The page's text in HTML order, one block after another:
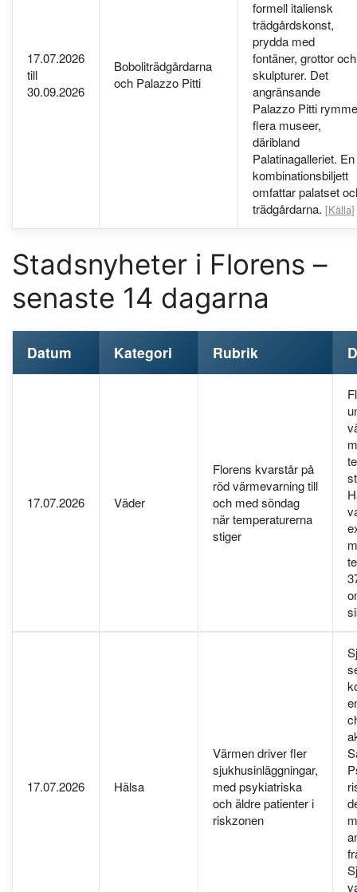
17.07.2026
till
30.09.2026
Boboliträdgårdarna
och Palazzo Pitti
formell italiensk
trädgårdskonst,
prydda med
fontäner, grottor och
skulpturer. Det
angränsande
Palazzo Pitti
flera museer,
däribland
Palatinagalleriet. En
kombinationsbiljett
omfattar palatset
trädgårdarna. [Källa]
Stadsnyheter i Florens –
senaste 14 dagarna
Datum Kategori Rubrik
17.07.2026 Väder
Florens kvarstår på
röd värmevarning till
och med söndag
när temperaturerna
stiger
17.07.2026 Hälsa
Värmen driver fler
sjukhusinläggningar,
med psykiatriska
och äldre patienter i
riskzonen